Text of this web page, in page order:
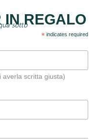
IN REGALO
sotto
*indicates required
averla scritta giusta)